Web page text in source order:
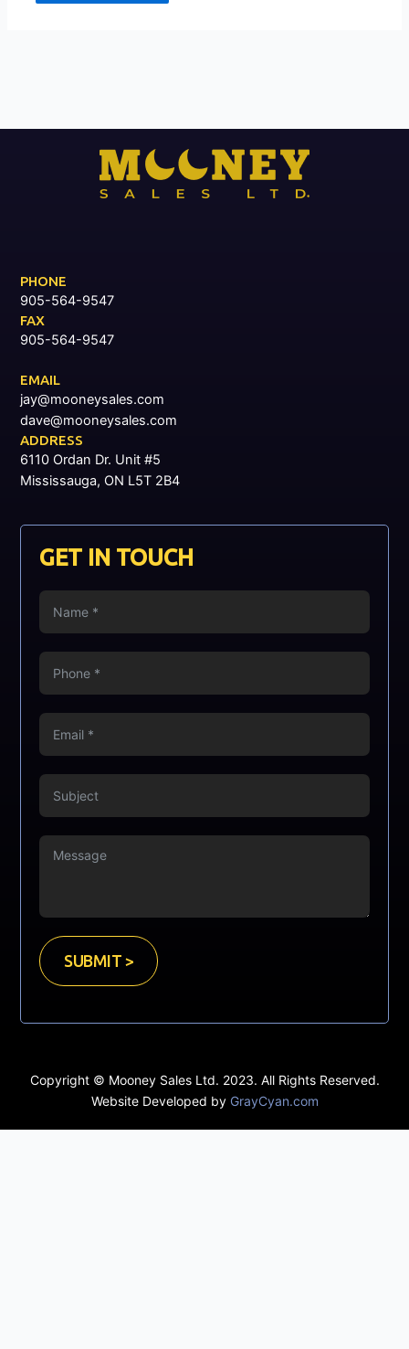
PHONE
905-564-9547
FAX
905-564-9547
EMAIL
jay@mooneysales.com
dave@mooneysales.com
ADDRESS
6110 Ordan Dr. Unit #5
Mississauga, ON L5T 2B4
GET IN TOUCH
SUBMIT >
Copyright © Mooney Sales Ltd. 2023. All Rights Reserved.
Website Developed by GrayCyan.com